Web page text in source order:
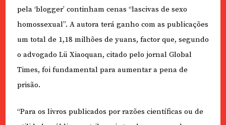
pela ‘blogger’ continham cenas “lascivas de sexo
homossexual”. A autora terá ganho com as publicações
um total de 1,18 milhões de yuans, factor que, segundo
o advogado Lü Xiaoquan, citado pelo jornal Global
Times, foi fundamental para aumentar a pena de
prisão.
“Para os livros publicados por razões científicas ou de